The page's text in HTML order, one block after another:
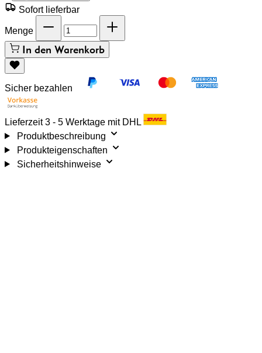
Sofort lieferbar
Menge
In den Warenkorb
Sicher bezahlen
Lieferzeit 3 - 5 Werktage mit DHL
Produktbeschreibung
Produkteigenschaften
Sicherheitshinweise